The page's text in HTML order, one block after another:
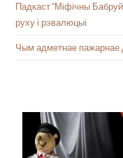
Падкаст “Міфічны
руху і рэвалюцыі
Чым адметнае пажарнае